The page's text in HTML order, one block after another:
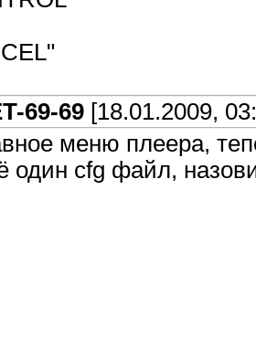
69-69 [18.01.2009,
меню плеера,
один cfg файл,